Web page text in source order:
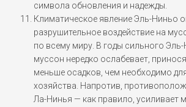
символа обновления и надежды.
Климатическое явление Эль-Ниньо
разрушительное воздействие на
по всему миру. В годы сильного
муссон нередко ослабевает,
меньше осадков, чем необходимо
хозяйства. Напротив,
Ла-Нинья — как правило, усиливает